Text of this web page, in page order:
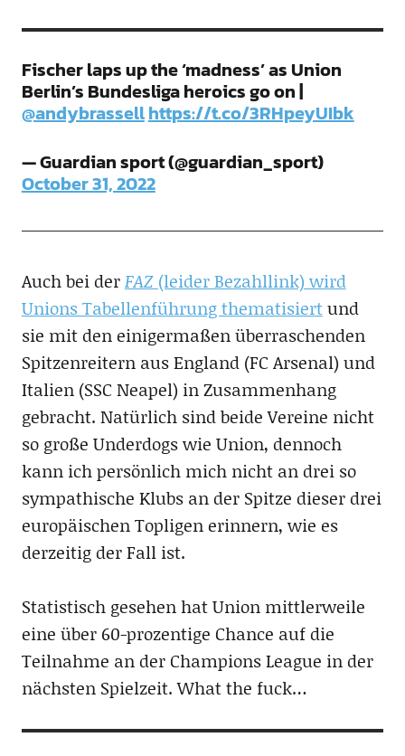
Fischer laps up the ‘madness’ as Union
Berlin’s Bundesliga heroics go on |
@andybrassellhttps://t.co/3RHpeyUIbk
— Guardian sport (@guardian_sport)
October 31, 2022
Auch bei derFAZ (leider Bezahllink) wird
Unions Tabellenführung thematisiertund
sie mit den einigermaßen überraschenden
Spitzenreitern aus England (FC Arsenal) und
Italien (SSC Neapel) in Zusammenhang
gebracht. Natürlich sind beide Vereine nicht
so große Underdogs wie Union, dennoch
kann ich persönlich mich nicht an drei so
sympathische Klubs an der Spitze dieser drei
europäischen Topligen erinnern, wie es
derzeitig der Fall ist.
Statistisch gesehen hat Union mittlerweile
eine über 60-prozentige Chance auf die
Teilnahme an der Champions League in der
nächsten Spielzeit. What the fuck…